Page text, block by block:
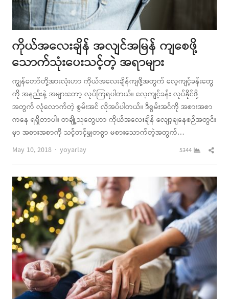
ကိုယ်အလေးချိန် အလျင်အမြန် ကျစေဖို့
သောက်သုံးပေးသင့်တဲ့ အရာများ
ကျွန်တော်တို့အားလုံးဟာ ကိုယ်အလေးချိန်ကျဖို့အတွက် လေ့ကျင့်ခန်းတွေ
ကို အနည်းနဲ့ အများတော့ လုပ်ကြရပါတယ်။ လေ့ကျင့်ခန်း လုပ်နိုင်ဖို့
အတွက် လုံလောက်တဲ့ စွမ်းအင် လိုအပ်ပါတယ်။ ဒီစွမ်းအင်ကို အစားအစာ
ကနေ ရရှိတာပါ။ တချို့သူတွေဟာ ကိုယ်အလေးချိန် လျော့ချနေစဉ်အတွင်း
မှာ အစားအစာကို သင့်တင့်မျှတစွာ မစားသောက်တဲ့အတွက်…
May 10, 2018
Author
yoyarlay 5344